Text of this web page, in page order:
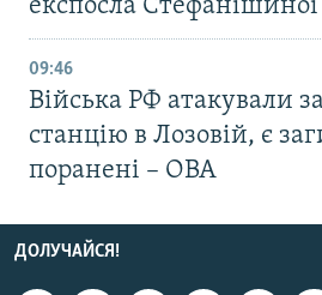
експосла Стефанішиної
09:46
Війська РФ атакували
станцію в Лозовій, є
поранені – ОВА
ДОЛУЧАЙСЯ!